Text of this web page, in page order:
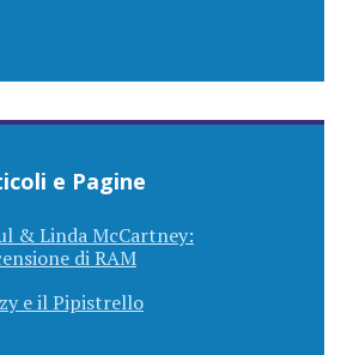
e Pagine
& Linda McCartney:
di RAM
e il Pipistrello